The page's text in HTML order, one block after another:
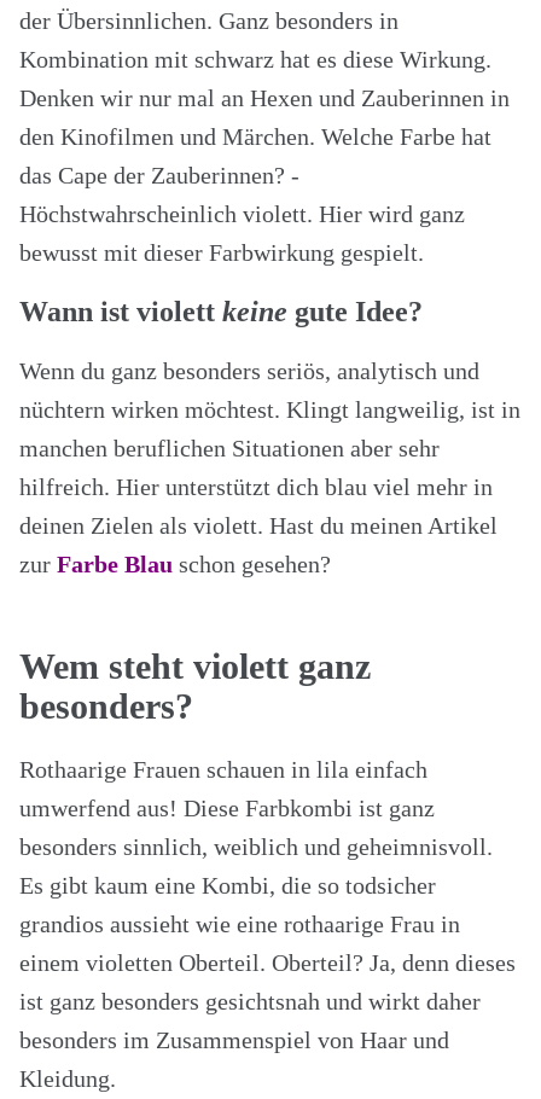
der Übersinnlichen. Ganz besonders in
Kombination mit schwarz hat es diese Wirkung.
Denken wir nur mal an Hexen und Zauberinnen in
den Kinofilmen und Märchen. Welche Farbe hat
das Cape der Zauberinnen? -
Höchstwahrscheinlich violett. Hier wird ganz
bewusst mit dieser Farbwirkung gespielt.
Wann ist violettkeine gute Idee?
Wenn du ganz besonders seriös, analytisch und
nüchtern wirken möchtest. Klingt langweilig, ist in
manchen beruflichen Situationen aber sehr
hilfreich. Hier unterstützt dich blau viel mehr in
deinen Zielen als violett. Hast du meinen Artikel
zur Farbe Blau schon gesehen?
Wem steht violett ganz
besonders?
Rothaarige Frauen schauen in lila einfach
umwerfend aus! Diese Farbkombi ist ganz
besonders sinnlich, weiblich und geheimnisvoll.
Es gibt kaum eine Kombi, die so todsicher
grandios aussieht wie eine rothaarige Frau in
einem violetten Oberteil. Oberteil? Ja, denn dieses
ist ganz besonders gesichtsnah und wirkt daher
besonders im Zusammenspiel von Haar und
Kleidung.